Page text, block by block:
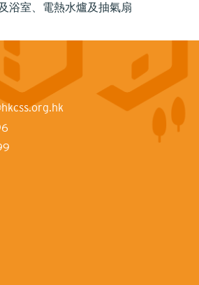
浴室、電熱水爐及抽氣扇